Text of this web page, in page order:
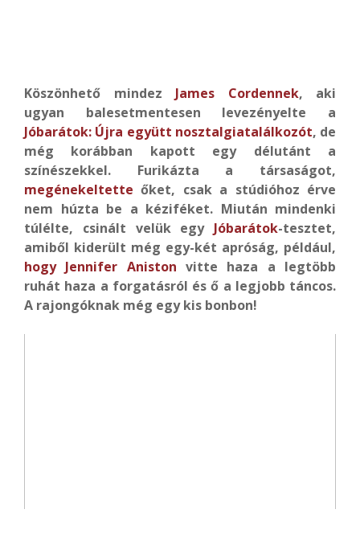
Köszönhető mindez James Cordennek, aki
ugyan balesetmentesen levezényelte a
Jóbarátok: Újra együtt nosztalgiatalálkozót, de
még korábban kapott egy délutánt a
színészekkel. Furikázta a társaságot,
megénekeltette őket, csak a stúdióhoz érve
nem húzta be a kéziféket. Miután mindenki
túlélte, csinált velük egy Jóbarátok-tesztet,
amiből kiderült még egy-két apróság, például,
hogy Jennifer Aniston vitte haza a legtöbb
ruhát haza a forgatásról és ő a legjobb táncos.
A rajongóknak még egy kis bonbon!